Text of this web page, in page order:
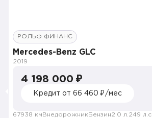
РОЛЬФ ФИНАНС
Mercedes-Benz GLC
2019
4 198 000 ₽
Кредит от 66 460 ₽/мес
67938 км Внедорожник Бензин2.0 л. 249 л.с.